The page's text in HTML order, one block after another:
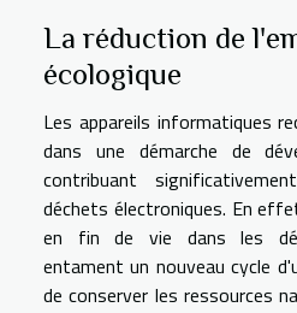
La réduction de
écologique
Les appareils informatiques
dans une démarche de
contribuant
déchets électroniques. En
en fin de vie dans les
entament un nouveau cycle
de conserver les ressources